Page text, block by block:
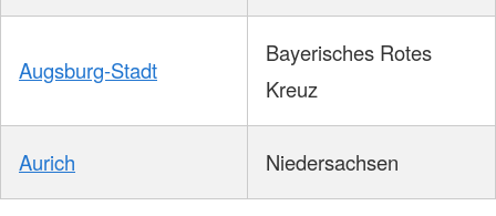
Augsburg-Stadt
Bayerisches Rotes
Kreuz
Aurich Niedersachsen